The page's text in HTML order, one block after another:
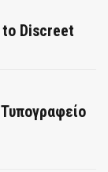
Discreet